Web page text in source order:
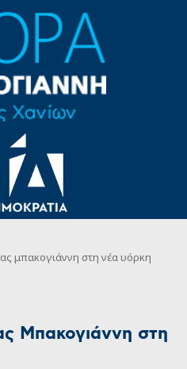
μπακογιάννη στη νέα υόρκη
Μπακογιάννη στη